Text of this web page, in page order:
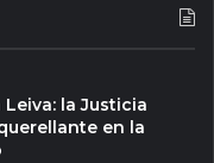
la Justicia
en la